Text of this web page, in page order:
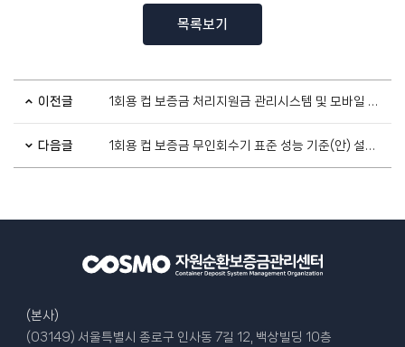
목록보기
이전글 1회용 컵 보증금 처리지원금 관리시스템 및 모바일 APP 개발 사업 입찰공고
다음글
(본사)
(03149) 서울특별시 종로구 인사동 7길 12, 백상빌딩 10층